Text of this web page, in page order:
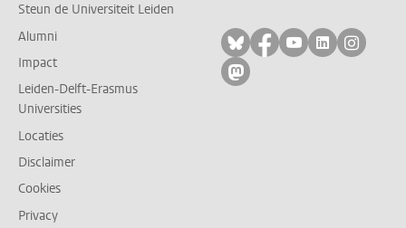
Steun de Universiteit Leiden
Alumni
Impact
Leiden-Delft-Erasmus
Universities
Locaties
Disclaimer
Cookies
Privacy
Volg ons op bluesky
Volg ons op
Volg ons op
Volg ons
Volg
Volg ons op mastodon